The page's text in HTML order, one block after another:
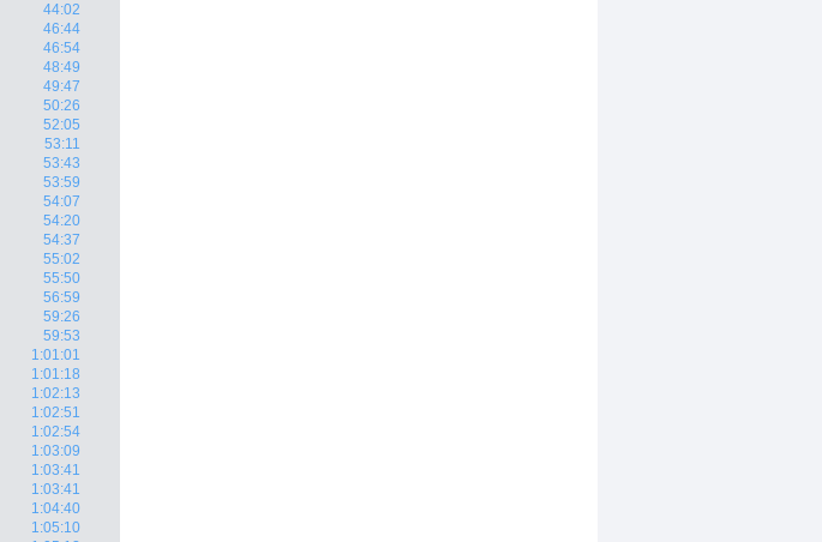
44:02
46:44
46:54
48:49
49:47
50:26
52:05
53:11
53:43
53:59
54:07
54:20
54:37
55:02
55:50
56:59
59:26
59:53
1:01:01
1:01:18
1:02:13
1:02:51
1:02:54
1:03:09
1:03:41
1:03:41
1:04:40
1:05:10